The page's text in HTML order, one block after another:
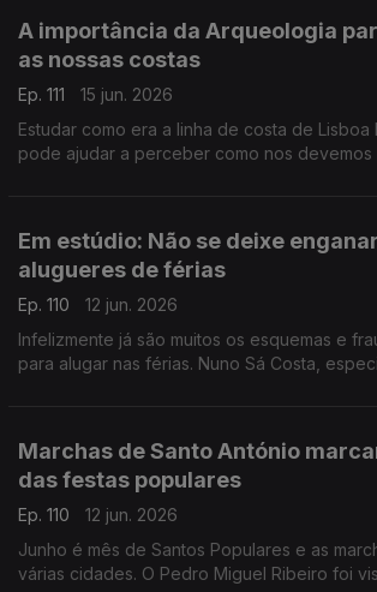
A importância da Arqueologia
as nossas costas
Ep. 111
15 jun. 2026
Estudar como era a linha de costa de Lisboa
pode ajudar a perceber como nos
Em estúdio: Não se deixe
alugueres de férias
Ep. 110
12 jun. 2026
Infelizmente já são muitos os esquemas e
para alugar nas férias. Nuno Sá Costa,
Marchas de Santo António
das festas populares
Ep. 110
12 jun. 2026
Junho é mês de Santos Populares e as
várias cidades. O Pedro Miguel Ribeiro foi